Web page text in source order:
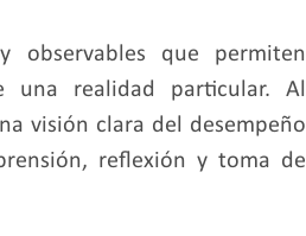
observables que permiten
una realidad particular. Al
visión clara del desempeño
reflexión y toma de